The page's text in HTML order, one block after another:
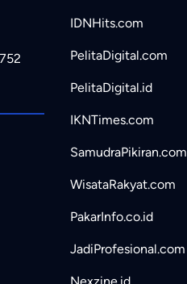
IDNHits.com
PelitaDigital.com
PelitaDigital.id
IKNTimes.com
SamudraPikiran.com
WisataRakyat.com
PakarInfo.co.id
JadiProfesional.com